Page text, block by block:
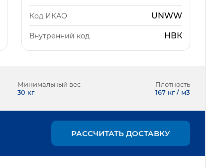
Код ИКАО UNWW
Внутренний код НВК
Минимальный вес
30 кг
Плотность
167 кг / м3
РАССЧИТАТЬ ДОСТАВКУ